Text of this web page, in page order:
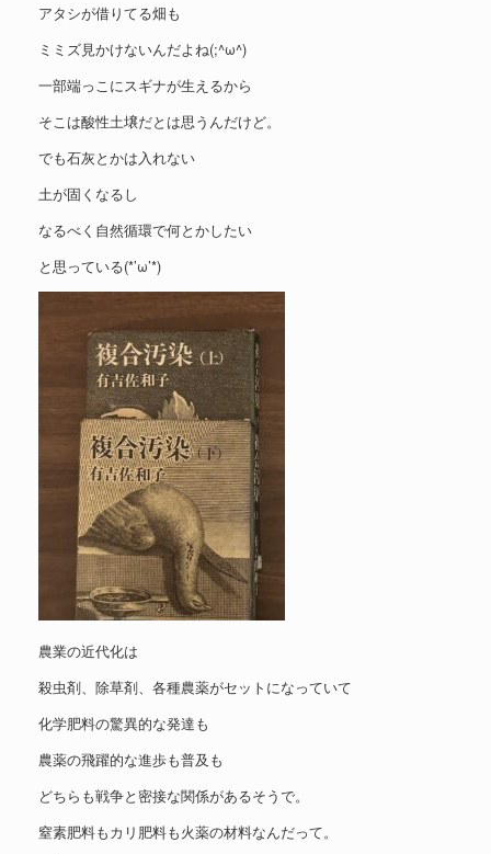
アタシが借りてる畑も
ミミズ見かけないんだよね(;^ω^)
一部端っこにスギナが生えるから
そこは酸性土壌だとは思うんだけど。
でも石灰とかは入れない
土が固くなるし
なるべく自然循環で何とかしたい
と思っている(*’ω’*)
農業の近代化は
殺虫剤、除草剤、各種農薬がセットになっていて
化学肥料の驚異的な発達も
農薬の飛躍的な進歩も普及も
どちらも戦争と密接な関係があるそうで。
窒素肥料もカリ肥料も火薬の材料なんだって。